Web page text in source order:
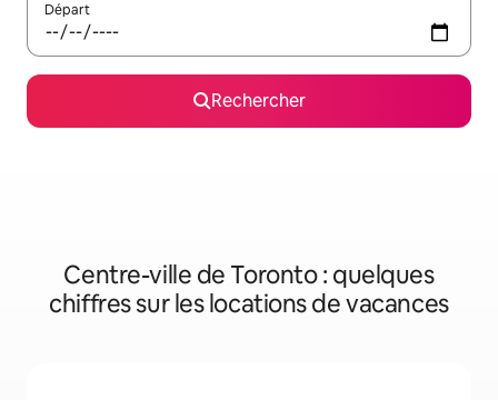
Départ
Rechercher
Centre-ville de Toronto : quelques
chiffres sur les locations de vacances